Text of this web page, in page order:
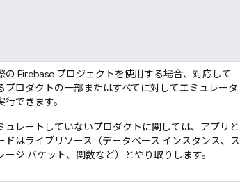
の Firebase プロジェクトを使用する場合、対応して
プロダクトの一部またはすべてに対してエミュレータ
行できます。
ュレートしていないプロダクトに関しては、アプリと
ドはライブリソース（データベース インスタンス、ス
ージ バケット、関数など）とやり取りします。